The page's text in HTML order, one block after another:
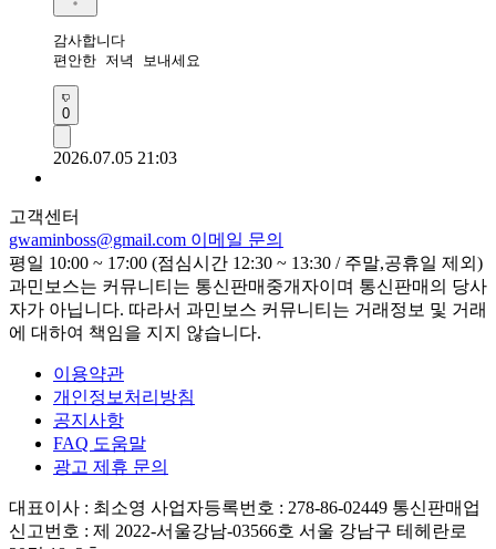
감사합니다
편안한 저녁 보내세요
0
2026.07.05 21:03
고객센터
gwaminboss@gmail.com 이메일 문의
평일 10:00 ~ 17:00 (점심시간 12:30 ~ 13:30 / 주말,공휴일 제외)
과민보스는 커뮤니티는 통신판매중개자이며 통신판매의 당사
자가 아닙니다. 따라서 과민보스 커뮤니티는 거래정보 및 거래
에 대하여 책임을 지지 않습니다.
이용약관
개인정보처리방침
공지사항
FAQ 도움말
광고 제휴 문의
대표이사 : 최소영 사업자등록번호 : 278-86-02449 통신판매업
신고번호 : 제 2022-서울강남-03566호 서울 강남구 테헤란로